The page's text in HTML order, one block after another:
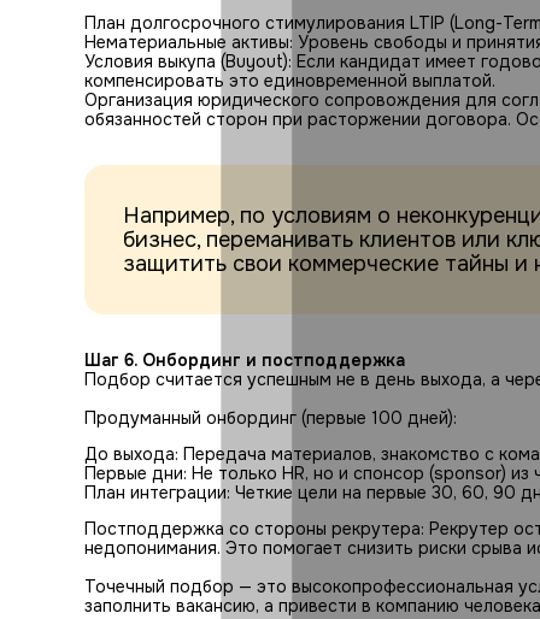
План долгосрочного стимулирования LTIP (Long-
Нематериальные активы: Уровень свободы и
Условия выкупа (Buyout): Если кандидат имеет
компенсировать это единовременной выплатой.
Организация юридического сопровождения для
обязанностей сторон при расторжении договора.
Например, по условиям о
бизнес, переманивать клиентов или
защитить свои коммерческие тайны и
Шаг 6. Онбординг и постподдержка
Подбор считается успешным не в день выхода, а
Продуманный онбординг (первые 100 дней):
До выхода: Передача материалов, знакомство с
Первые дни: Не только HR, но и спонсор (sponsor)
План интеграции: Четкие цели на первые 30, 60, 90
Постподдержка со стороны рекрутера: Рекрутер
недопонимания. Это помогает снизить риски срыва
Точечный подбор — это высокопрофессиональная
заполнить вакансию, а привести в компанию